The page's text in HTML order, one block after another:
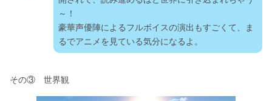
～！
豪華声優陣によるフルボイスの演出もすごくて、ま
るでアニメを見ている気分になるよ。
その③　世界観